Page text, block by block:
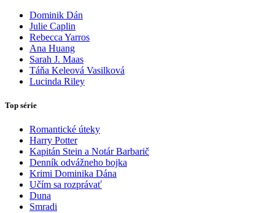
Dominik Dán
Julie Caplin
Rebecca Yarros
Ana Huang
Sarah J. Maas
Táňa Keleová Vasilková
Lucinda Riley
Top série
Romantické úteky
Harry Potter
Kapitán Stein a Notár Barbarič
Denník odvážneho bojka
Krimi Dominika Dána
Učím sa rozprávať
Duna
Smradi